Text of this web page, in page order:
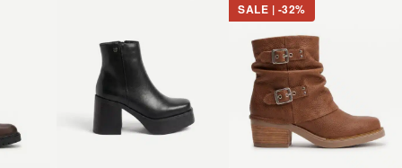
SALE | -32%